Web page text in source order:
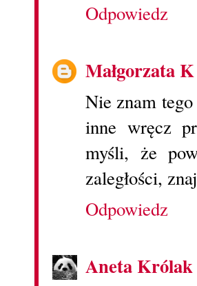
Odpowiedz
Małgorzata K
Nie znam tego
inne wręcz
myśli, że
zaległości,
Odpowiedz
Aneta Królak